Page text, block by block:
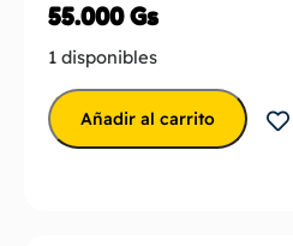
55.000Gs
1 disponibles
Añadir al carrito